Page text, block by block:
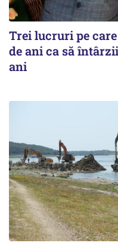
Trei lucruri pe
de ani ca să
ani